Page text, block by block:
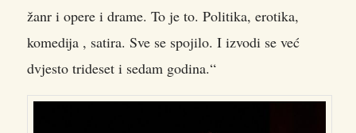
žanr i opere i drame. To je to. Politika, erotika,
komedija , satira. Sve se spojilo. I izvodi se već
dvjesto trideset i sedam godina.“